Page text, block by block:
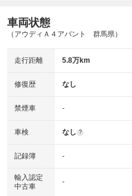
車両状態
（アウディＡ４アバント 群馬県）
走行距離 5.8万km
修復歴 なし
禁煙車 -
車検 なし ?
記録簿 -
輸入認定
中古車
-